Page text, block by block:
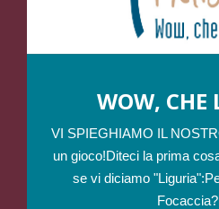
WOW, CHE
VI SPIEGHIAMO IL
un gioco!Diteci la prima
se vi diciamo